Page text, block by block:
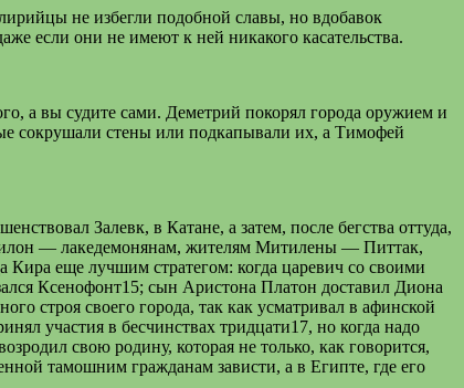
не избегли подобной славы, но вдобавок
если они не имеют к ней никакого касательства.
а вы судите сами. Деметрий покорял города оружием и
сокрушали стены или подкапывали их, а Тимофей
Залевк, в Катане, а затем, после бегства оттуда,
— лакедемонянам, жителям Митилены — Питтак,
еще лучшим стратегом: когда царевич со своими
Ксенофонт15; сын Аристона Платон доставил Диона
строя своего города, так как усматривал в афинской
участия в бесчинствах тридцати17, но когда надо
свою родину, которая не только, как говорится,
тамошним гражданам зависти, а в Египте, где его